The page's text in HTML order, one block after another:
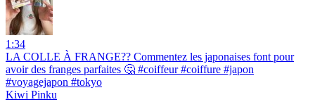
1:34
LA COLLE À FRANGE?? Commentez les japonaises font pour
avoir des franges parfaites 🤔 #coiffeur #coiffure #japon
#voyagejapon #tokyo
Kiwi Pinku